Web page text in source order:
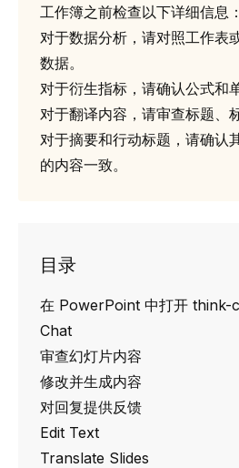
工作簿之前检查以下详细信息：
对于数据分析，请对照工作表
数据。
对于衍生指标，请确认公式和
对于翻译内容，请审查标题、
对于摘要和行动标题，请确认
的内容一致。
目录
在 PowerPoint 中打开 think-
Chat
审查幻灯片内容
修改并生成内容
对回复提供反馈
Edit Text
Translate Slides